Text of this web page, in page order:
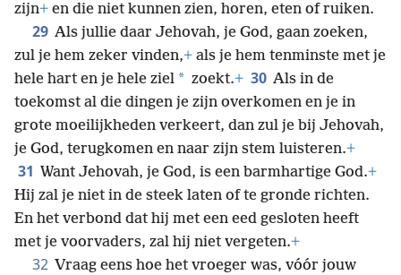
zijn+ en die niet kunnen zien, horen, eten of ruiken.
29 Als jullie daar Jehovah, je God, gaan zoeken,
zul je hem zeker vinden,+ als je hem tenminste met je
hele hart en je hele ziel * zoekt.+ 30 Als in de
toekomst al die dingen je zijn overkomen en je in
grote moeilijkheden verkeert, dan zul je bij Jehovah,
je God, terugkomen en naar zijn stem luisteren.+
31 Want Jehovah, je God, is een barmhartige God.+
Hij zal je niet in de steek laten of te gronde richten.
En het verbond dat hij met een eed gesloten heeft
met je voorvaders, zal hij niet vergeten.+
32 Vraag eens hoe het vroeger was, vóór jouw